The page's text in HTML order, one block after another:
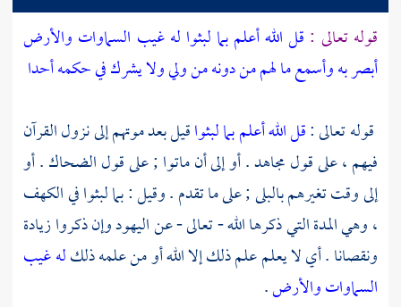
قوله تعالى : قل الله أعلم بما لبثوا له غيب السماوات والأرض
أبصر به وأسمع ما لهم من دونه من ولي ولا يشرك في حكمه أحدا
قوله تعالى :قل الله أعلم بما لبثواقيل بعد موتهم إلى نزول القرآن
فيهم ، على قولمجاهد. أو إلى أن ماتوا ; على قولالضحاك. أو
إلى وقت تغيرهم بالبلى ; على ما تقدم . وقيل : بما لبثوا في الكهف
، وهي المدة التي ذكرها الله - تعالى - عناليهودوإن ذكروا زيادة
ونقصانا . أي لا يعلم علم ذلك إلا الله أو من علمه ذلكله غيب
السماوات والأرض.